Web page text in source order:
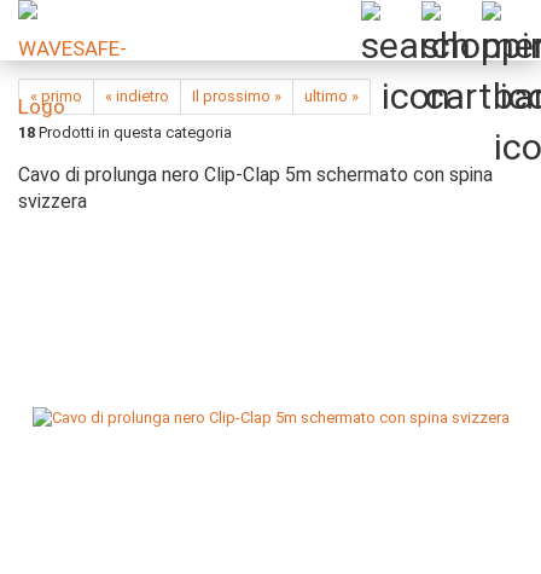
« primo « indietro Il prossimo »
ultimo »
18 Prodotti in questa categoria
Cavo di prolunga nero Clip-Clap 5m schermato con spina
svizzera